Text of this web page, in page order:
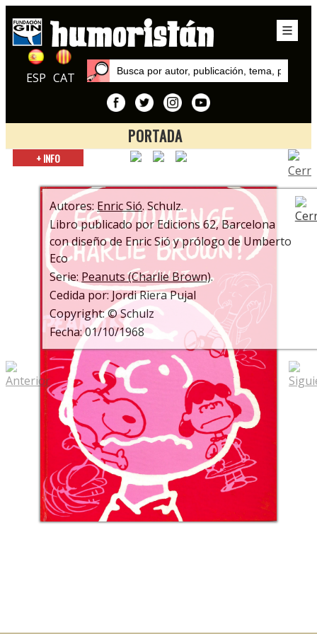
ESP CAT
PORTADA
Inicio
Enric Sió
+ INFO
Autores:Enric Sió. Schulz.
Libro publicado por Edicions 62, Barcelona
con diseño de Enric Sió y prólogo de Umberto
Eco
Serie: Peanuts (Charlie Brown).
Cedida por: Jordi Riera Pujal
Copyright: © Schulz
Fecha: 01/10/1968